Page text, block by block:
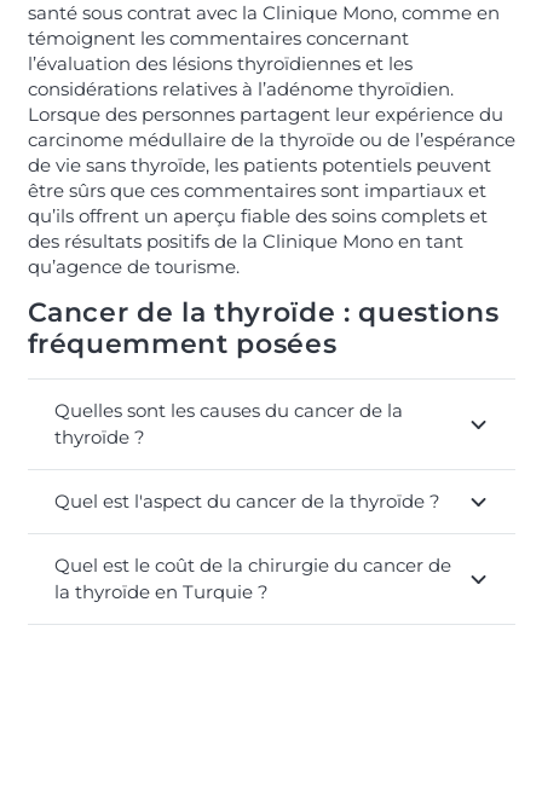
santé sous contrat avec la Clinique Mono, comme en
témoignent les commentaires concernant
l’évaluation des lésions thyroïdiennes et les
considérations relatives à l’adénome thyroïdien.
Lorsque des personnes partagent leur expérience du
carcinome médullaire de la thyroïde ou de l’espérance
de vie sans thyroïde, les patients potentiels peuvent
être sûrs que ces commentaires sont impartiaux et
qu’ils offrent un aperçu fiable des soins complets et
des résultats positifs de la Clinique Mono en tant
qu’agence de tourisme.
Cancer de la thyroïde : questions
fréquemment posées
Quelles sont les causes du cancer de la
thyroïde ?
Quel est l'aspect du cancer de la thyroïde ?
Quel est le coût de la chirurgie du cancer de
la thyroïde en Turquie ?